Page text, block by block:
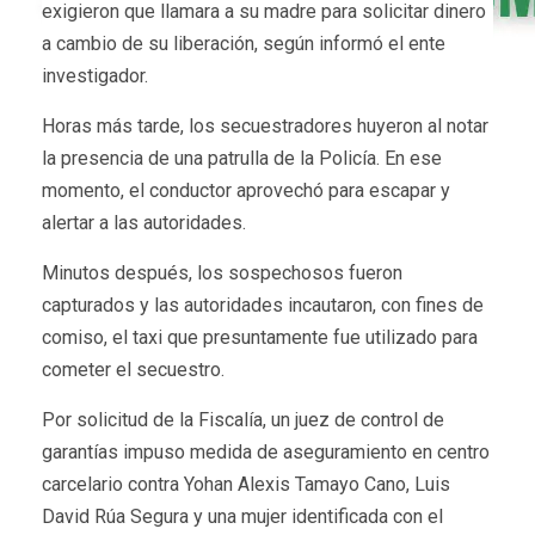
exigieron que llamara a su madre para solicitar dinero
a cambio de su liberación, según informó el ente
investigador.
Horas más tarde, los secuestradores huyeron al notar
la presencia de una patrulla de la Policía. En ese
momento, el conductor aprovechó para escapar y
alertar a las autoridades.
Minutos después, los sospechosos fueron
capturados y las autoridades incautaron, con fines de
comiso, el taxi que presuntamente fue utilizado para
cometer el secuestro.
Por solicitud de la Fiscalía, un juez de control de
garantías impuso medida de aseguramiento en centro
carcelario contra Yohan Alexis Tamayo Cano, Luis
David Rúa Segura y una mujer identificada con el